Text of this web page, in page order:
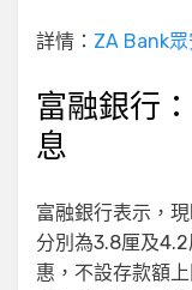
詳情： ZA Bank
富融銀行
息
富融銀行表示，
分別為3.8厘及
惠，不設存款額